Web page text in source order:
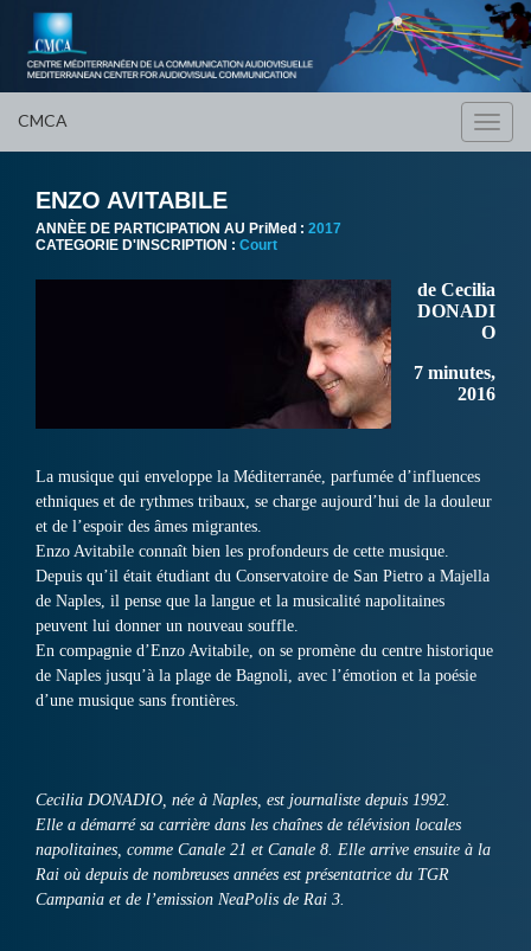
CMCA
ENZO AVITABILE
ANNÈE DE PARTICIPATION AU PriMed : 2017
CATEGORIE D'INSCRIPTION : Court
de Cecilia
DONADI
O
7 minutes,
2016
La musique qui enveloppe la Méditerranée, parfumée d’influences
ethniques et de rythmes tribaux, se charge aujourd’hui de la douleur
et de l’espoir des âmes migrantes.
Enzo Avitabile connaît bien les profondeurs de cette musique.
Depuis qu’il était étudiant du Conservatoire de San Pietro a Majella
de Naples, il pense que la langue et la musicalité napolitaines
peuvent lui donner un nouveau souffle.
En compagnie d’Enzo Avitabile, on se promène du centre historique
de Naples jusqu’à la plage de Bagnoli, avec l’émotion et la poésie
d’une musique sans frontières.
Cecilia DONADIO, née à Naples, est journaliste depuis 1992.
Elle a démarré sa carrière dans les chaînes de télévision locales
napolitaines, comme Canale 21 et Canale 8. Elle arrive ensuite à la
Rai où depuis de nombreuses années est présentatrice du TGR
Campania et de l’emission NeaPolis de Rai 3.